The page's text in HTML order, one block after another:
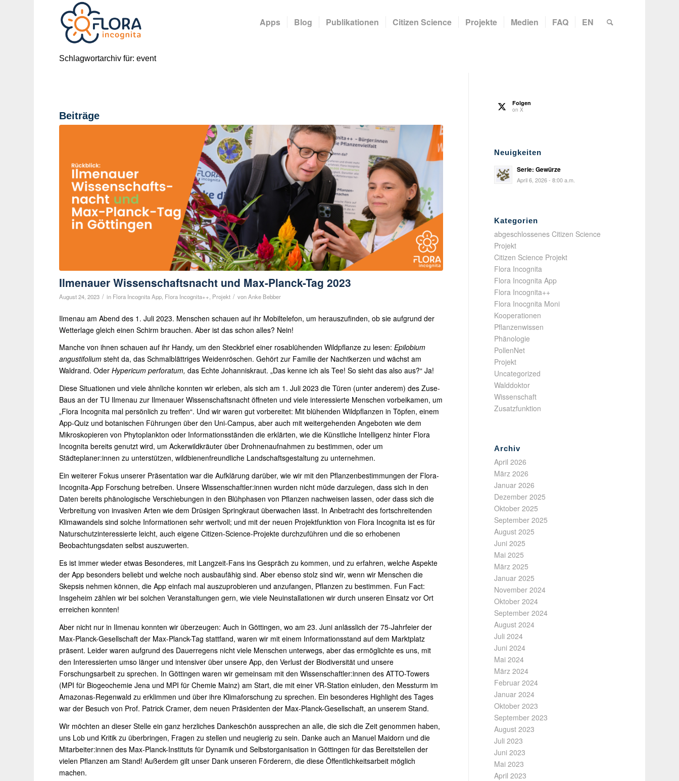
Apps Blog Publikationen Citizen Science Projekte Medien FAQ EN
Schlagwortarchiv für: event
Beiträge
Ilmenauer Wissenschaftsnacht und Max-Planck-Tag 2023
August 24, 2023 / in Flora Incognita App Flora Incognita++ Projekt / vonAnke Bebber
Ilmenau am Abend des 1. Juli 2023. Menschen schauen auf ihr Mobiltelefon, um herauszufinden, ob sie aufgrund der
Wetterlage gleich einen Schirm brauchen. Aber ist das schon alles? Nein!
Manche von ihnen schauen auf ihr Handy, um den Steckbrief einer rosablühenden Wildpflanze zu lesen:Epilobium
angustifolium steht da, das Schmalblättriges Weidenröschen. Gehört zur Familie der Nachtkerzen und wächst am
Waldrand. OderHypericum perforatum, das Echte Johanniskraut. „Das kenne ich als Tee! So sieht das also aus?“ Ja!
Diese Situationen und viele ähnliche konnten wir erleben, als sich am 1. Juli 2023 die Türen (unter anderem) des Zuse-
Baus an der TU Ilmenau zur Ilmenauer Wissenschaftsnacht öffneten und viele interessierte Menschen vorbeikamen, um
„Flora Incognita mal persönlich zu treffen“. Und wir waren gut vorbereitet: Mit blühenden Wildpflanzen in Töpfen, einem
App-Quiz und botanischen Führungen über den Uni-Campus, aber auch mit weitergehenden Angeboten wie dem
Mikroskopieren von Phytoplankton oder Informationsständen die erklärten, wie die Künstliche Intelligenz hinter Flora
Incognita bereits genutzt wird, um Ackerwildkräuter über Drohnenaufnahmen zu bestimmen, oder um
Städteplaner:innen zu unterstützen, wildbienenfreundliche Landschaftsgestaltung zu unternehmen.
Ein weiterer Fokus unserer Präsentation war die Aufklärung darüber, wie wir mit den Pflanzenbestimmungen der Flora-
Incognita-App Forschung betreiben. Unsere Wissenschaftler:innen wurden nicht müde darzulegen, dass sich in den
Daten bereits phänologische Verschiebungen in den Blühphasen von Pflanzen nachweisen lassen, oder dass sich die
Verbreitung von invasiven Arten wie dem Drüsigen Springkraut überwachen lässt. In Anbetracht des fortschreitenden
Klimawandels sind solche Informationen sehr wertvoll; und mit der neuen Projektfunktion von Flora Incognita ist es für
Naturschutzinteressierte leicht, auch eigene Citizen-Science-Projekte durchzuführen und die so erhobenen
Beobachtungsdaten selbst auszuwerten.
Es ist immer wieder etwas Besonderes, mit Langzeit-Fans ins Gespräch zu kommen, und zu erfahren, welche Aspekte
der App besonders beliebt und welche noch ausbaufähig sind. Aber ebenso stolz sind wir, wenn wir Menschen die
Skepsis nehmen können, die App einfach mal auszuprobieren und anzufangen, Pflanzen zu bestimmen. Fun Fact:
Insgeheim zählen wir bei solchen Veranstaltungen gern, wie viele Neuinstallationen wir durch unseren Einsatz vor Ort
erreichen konnten!
Aber nicht nur in Ilmenau konnten wir überzeugen: Auch in Göttingen, wo am 23. Juni anlässlich der 75-Jahrfeier der
Max-Planck-Gesellschaft der Max-Planck-Tag stattfand, waren wir mit einem Informationsstand auf dem Marktplatz
präsent. Leider waren aufgrund des Dauerregens nicht viele Menschen unterwegs, aber das ermöglichte es uns, mit
den Interessierten umso länger und intensiver über unsere App, den Verlust der Biodiversität und unsere
Forschungsarbeit zu sprechen. In Göttingen waren wir gemeinsam mit den Wissenschaftler:innen des ATTO-Towers
(MPI für Biogeochemie Jena und MPI für Chemie Mainz) am Start, die mit einer VR-Station einluden, den Messturm im
Amazonas-Regenwald zu erklimmen und über ihre Klimaforschung zu sprechen. Ein besonderes Highlight des Tages
war der Besuch von Prof. Patrick Cramer, dem neuen Präsidenten der Max-Planck-Gesellschaft, an unserem Stand.
Wir möchten an dieser Stelle ein ganz herzliches Dankeschön aussprechen an alle, die sich die Zeit genommen haben,
uns Lob und Kritik zu überbringen, Fragen zu stellen und neugierig zu sein. Danke auch an Manuel Maidorn und die
Mitarbeiter:innen des Max-Planck-Instituts für Dynamik und Selbstorganisation in Göttingen für das Bereitstellen der
vielen Pflanzen am Stand! Außerdem gilt unser Dank unseren Förderern, die diese Öffentlichkeitsarbeit möglich
machen.
Folgen
on X
Neuigkeiten
Serie: Gewürze
April 6, 2026 - 8:00 a.m.
Kategorien
abgeschlossenes Citizen Science
Projekt
Citizen Science Projekt
Flora Incognita
Flora Incognita App
Flora Incognita++
Flora Inocgnita Moni
Kooperationen
Pflanzenwissen
Phänologie
PollenNet
Projekt
Uncategorized
Walddoktor
Wissenschaft
Zusatzfunktion
Archiv
April 2026
März 2026
Januar 2026
Dezember 2025
Oktober 2025
September 2025
August 2025
Juni 2025
Mai 2025
März 2025
Januar 2025
November 2024
Oktober 2024
September 2024
August 2024
Juli 2024
Juni 2024
Mai 2024
März 2024
Februar 2024
Januar 2024
Oktober 2023
September 2023
August 2023
Juli 2023
Juni 2023
Mai 2023
April 2023